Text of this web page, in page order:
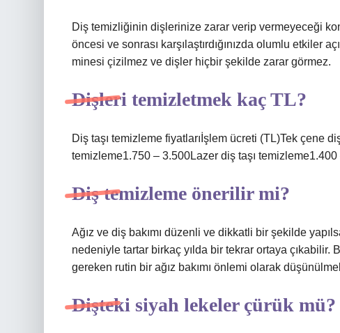
Diş temizliğinin dişlerinize zarar verip vermeyeceği
öncesi ve sonrası karşılaştırdığınızda olumlu etkiler
minesi çizilmez ve dişler hiçbir şekilde zarar görmez.
Dişleri temizletmek kaç TL?
Diş taşı temizleme fiyatlarıİşlem ücreti (TL)Tek çene
temizleme1.750 – 3.500Lazer diş taşı
Diş temizleme önerilir mi?
Ağız ve diş bakımı düzenli ve dikkatli bir şekilde
nedeniyle tartar birkaç yılda bir tekrar ortaya çıkabilir.
gereken rutin bir ağız bakımı önlemi olarak
Dişteki siyah lekeler çürük mü?